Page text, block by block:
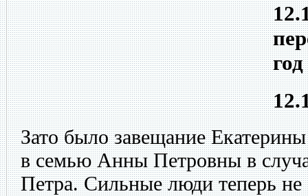
год
Зато было завещание
в семью Анны Петровны в
Петра. Сильные люди теперь не